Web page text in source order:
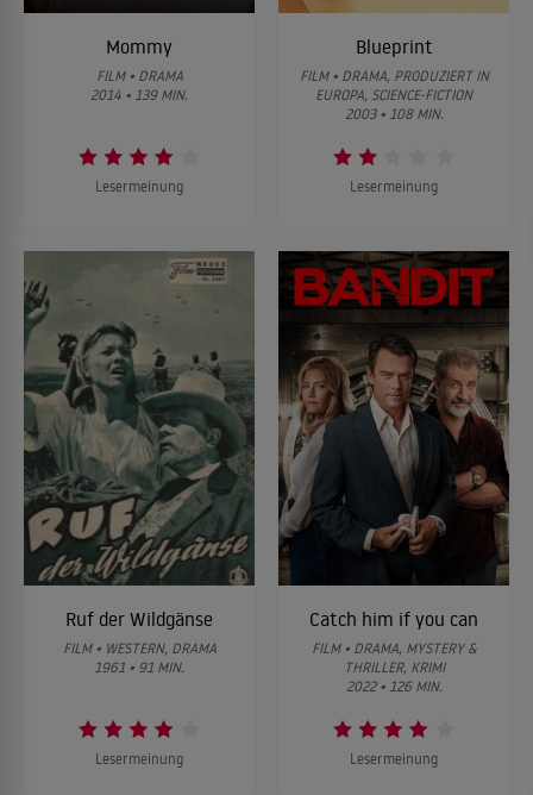
Mommy
FILM • DRAMA
2014 • 139 MIN.
Lesermeinung
Blueprint
FILM • DRAMA, PRODUZIERT IN
EUROPA, SCIENCE-FICTION
2003 • 108 MIN.
Lesermeinung
Ruf der Wildgänse
FILM • WESTERN, DRAMA
1961 • 91 MIN.
Lesermeinung
Catch him if you can
FILM • DRAMA, MYSTERY &
THRILLER, KRIMI
2022 • 126 MIN.
Lesermeinung